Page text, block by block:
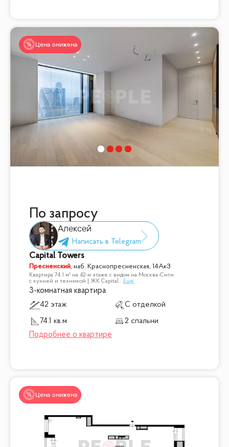
Цена снижена
По запросу
Алексей
Capital Towers
Пресненский,наб. Краснопресненская, 14Ак3
Квартира 74,1 м² на 42-м этаже с видом на Москва-Сити
с кухней и техникой | ЖК Capital... Ещё
3-комнатная квартира
42 этаж
С отделкой
74.1 кв.м
2 спальни
Цена снижена